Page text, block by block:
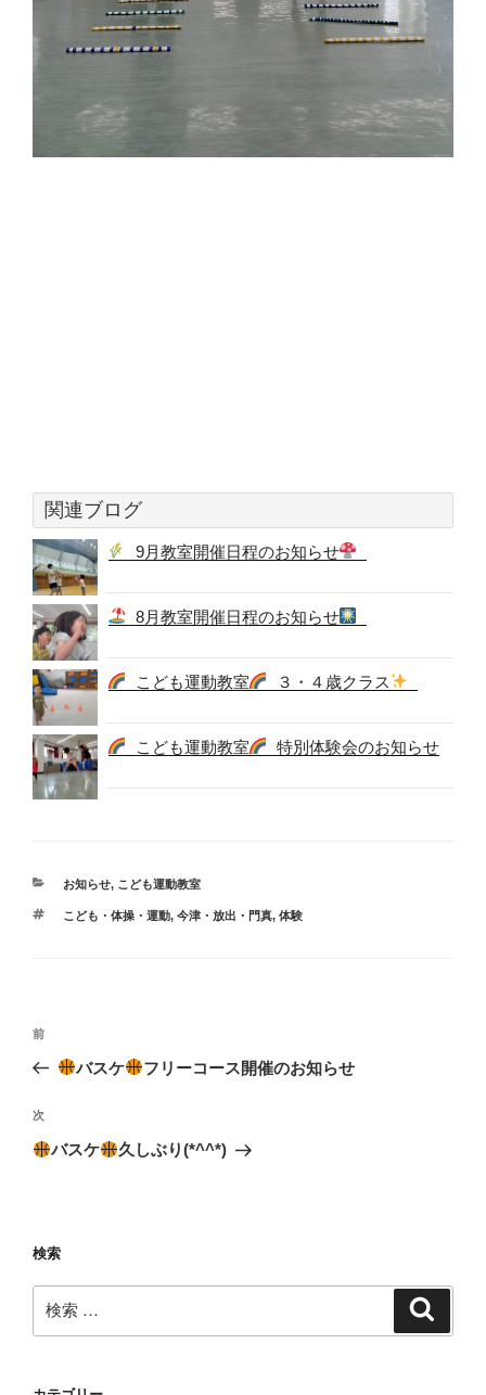
関連ブログ
9月教室開催日程のお知らせ
8月教室開催日程のお知らせ
こども運動教室 ３・４歳クラス
こども運動教室 特別体験会のお知らせ
カ
ゴ
お知らせ, こども運動教室
タ
こども・体操・運動, 今津・放出・門真, 体験
投
ビ
ゲ
ン
過
去
投
稿
前
バスケ フリーコース開催のお知らせ
次
の
次
バスケ 久しぶり(*^^*)
検索
索: